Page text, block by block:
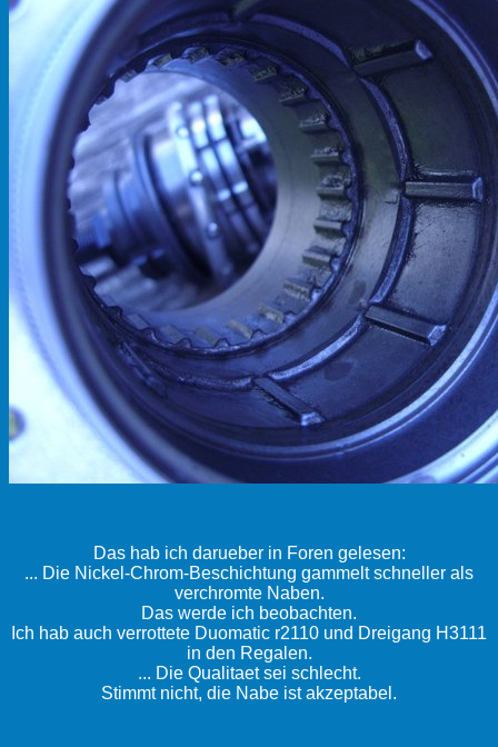
Das hab ich darueber in Foren gelesen:
... Die Nickel-Chrom-Beschichtung gammelt schneller als
verchromte Naben.
Das werde ich beobachten.
Ich hab auch verrottete Duomatic r2110 und Dreigang H3111
in den Regalen.
... Die Qualitaet sei schlecht.
Stimmt nicht, die Nabe ist akzeptabel.